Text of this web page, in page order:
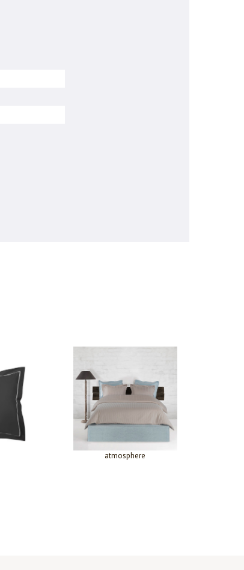
atmosphere